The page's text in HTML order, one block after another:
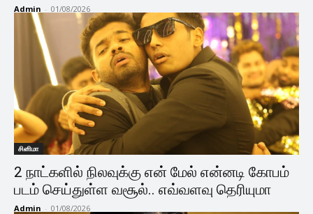
Admin - 01/08/2026
சினிமா
2 நாட்களில் நிலவுக்கு என் மேல் என்னடி கோபம்
படம் செய்துள்ள வசூல்.. எவ்வளவு தெரியுமா
Admin - 01/08/2026